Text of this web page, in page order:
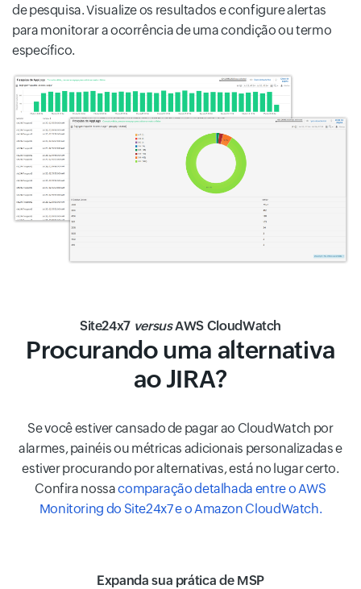
de pesquisa. Visualize os resultados e configure alertas
para monitorar a ocorrência de uma condição ou termo
específico.
Site24x7 versusAWS CloudWatch
Procurando uma alternativa
ao JIRA?
Se você estiver cansado de pagar ao CloudWatch por
alarmes, painéis ou métricas adicionais personalizadas e
estiver procurando por alternativas, está no lugar certo.
Confira nossacomparação detalhada entre o AWS
Monitoring do Site24x7 e o Amazon CloudWatch.
Expanda sua prática de MSP